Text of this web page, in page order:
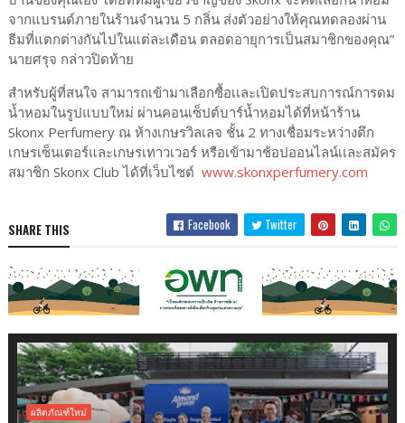
จากแบรนด์ภายในร้านจำนวน 5 กลิ่น ส่งตัวอย่างให้คุณทดลองผ่าน
ธีมที่แตกต่างกันไปในแต่ละเดือน ตลอดอายุการเป็นสมาชิกของคุณ”
นายศรุจ กล่าวปิดท้าย
สำหรับผู้ที่สนใจ สามารถเข้ามาเลือกซื้อเเละเปิดประสบการณ์การดม
น้ำหอมในรูปแบบใหม่ ผ่านคอนเซ็ปต์บาร์น้ำหอมได้ที่หน้าร้าน
Skonx Perfumery ณ ห้างเกษรวิลเลจ ชั้น 2 ทางเชื่อมระหว่างตึก
เกษรเซ็นเตอร์และเกษรเทาวเวอร์ หรือเข้ามาช้อปออนไลน์เเละสมัคร
สมาชิก Skonx Club ได้ที่เว็บไซต์ www.skonxperfumery.com
SHARE THIS Facebook Twitter
ผลิตภัณฑ์ใหม่